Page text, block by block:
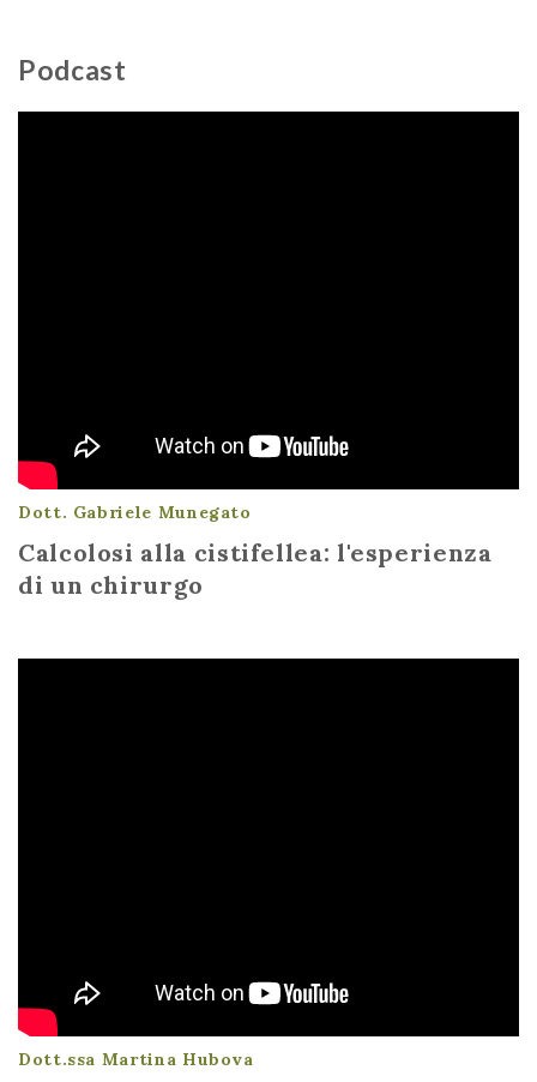
Podcast
Dott. Gabriele Munegato
Calcolosi alla cistifellea: l'esperienza
di un chirurgo
Dott.ssa Martina Hubova